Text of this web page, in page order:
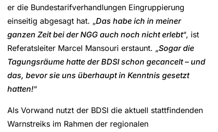
er die Bundestarifverhandlungen Eingruppierung
einseitig abgesagt hat. „Das habe ich in meiner
ganzen Zeit bei der NGG auch noch nicht erlebt“, ist
Referatsleiter Marcel Mansouri erstaunt. „Sogar die
Tagungsräume hatte der BDSI schon gecancelt – und
das, bevor sie uns überhaupt in Kenntnis gesetzt
hatten!“
Als Vorwand nutzt der BDSI die aktuell stattfindenden
Warnstreiks im Rahmen der regionalen